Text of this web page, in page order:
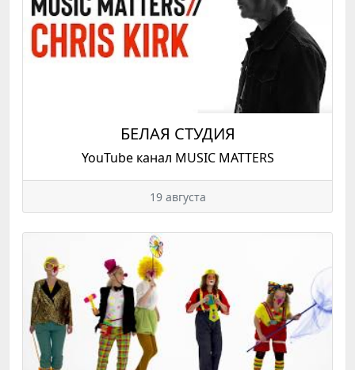
БЕЛАЯ СТУДИЯ
YouTube канал MUSIC MATTERS
19 августа